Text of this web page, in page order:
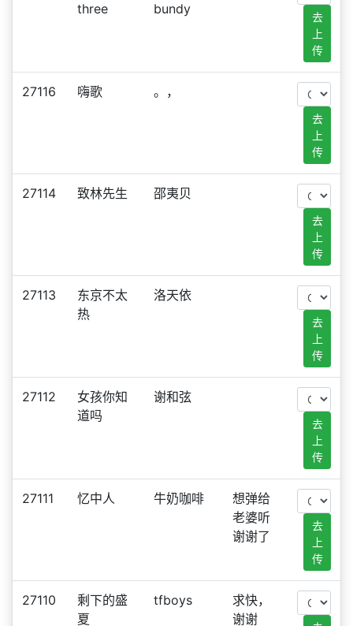
three
bundy
去
上
传
27116 嗨歌 。，
去
上
传
27114 致林先生 邵夷贝
去
上
传
27113
东京不太
热
洛天依
去
上
传
27112
女孩你知
道吗
谢和弦
去
上
传
27111 忆中人 牛奶咖啡
想弹给
老婆听
谢谢了
去
上
传
27110
剩下的盛
夏
tfboys
求快，
谢谢